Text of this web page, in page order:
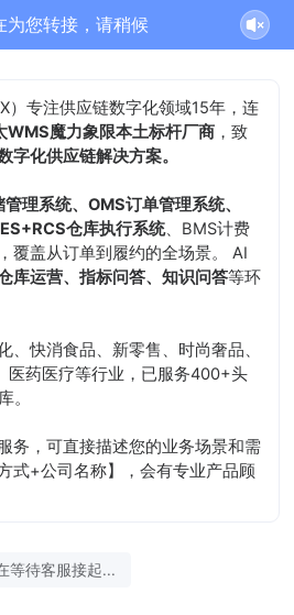
为您转接，请稍候
）专注供应链数字化领域15年，连
魔力象限本土标杆厂商 ，致
字化供应链解决方案。
理系统、OMS订单管理系统、
仓库执行系统、BMS计费
覆盖从订单到履约的全场景。 AI
库运营、指标问答、知识问答等环
、快消食品、新零售、时尚奢品、
医药医疗等行业，已服务400+头
。
务，可直接描述您的业务场景和需
式+公司名称】，会有专业产品顾
等待客服接起...